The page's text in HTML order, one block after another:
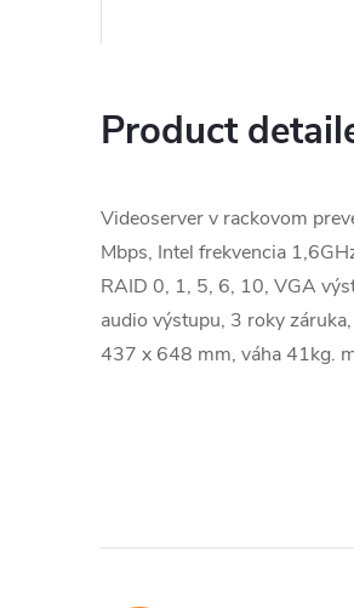
Product
Videoserver v rackovom
Mbps, Intel frekvencia
RAID 0, 1, 5, 6, 10, VGA
audio výstupu, 3 roky
437 x 648 mm, váha 41kg.